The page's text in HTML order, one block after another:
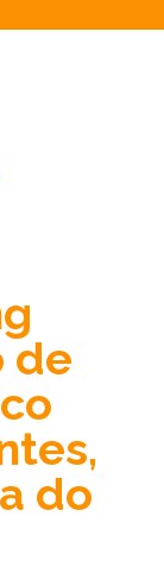
de
do